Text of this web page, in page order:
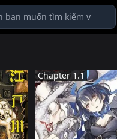
Chapter 1.1